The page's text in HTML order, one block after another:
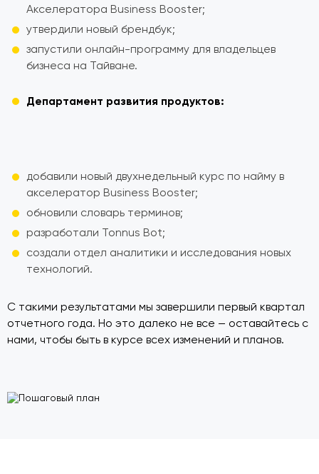
Акселератора Business Booster;
утвердили новый брендбук;
запустили онлайн-программу для владельцев
бизнеса на Тайване.
Департамент развития продуктов:
добавили новый двухнедельный курс по найму в
акселератор Business Booster;
обновили словарь терминов;
разработали Tonnus Bot;
создали отдел аналитики и исследования новых
технологий.
С такими результатами мы завершили первый квартал
отчетного года. Но это далеко не все — оставайтесь с
нами, чтобы быть в курсе всех изменений и планов.